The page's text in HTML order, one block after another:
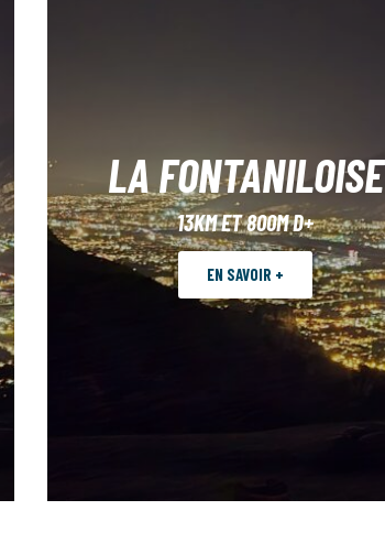
LA FONTANILOISE
13KM ET 800M D+
EN SAVOIR +